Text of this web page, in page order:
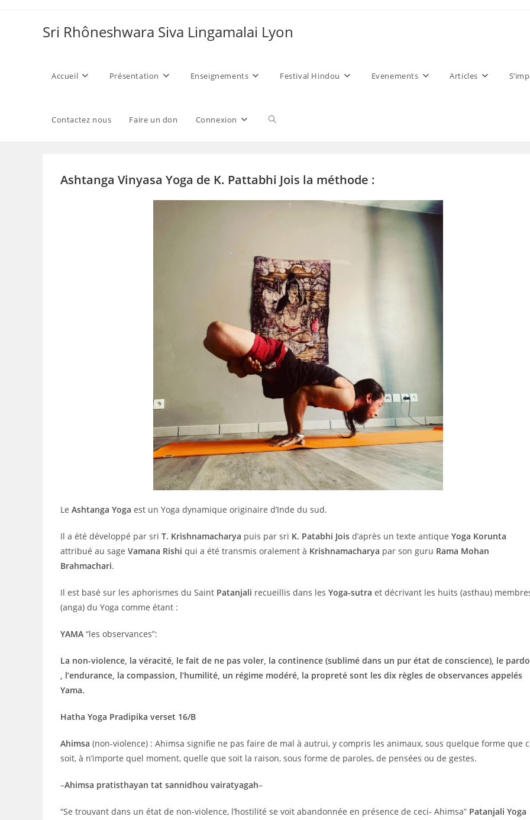
Sri Rhôneshwara Siva Lingamalai Lyon
Accueil Présentation Enseignements Festival Hindou Evenements Articles
Contactez nous Faire un don Connexion Toggle
search
Ashtanga Vinyasa Yoga de K. Pattabhi Jois la méthode :
Le Ashtanga Yoga est un Yoga dynamique originaire d’Inde du sud.
Il a été développé par sri T. Krishnamacharya puis par sri K. Patabhi Jois d’après un texte antique Yoga Korunta
attribué au sage Vamana Rishi qui a été transmis oralement à Krishnamacharya par son guru Rama Mohan
Brahmachari.
Il est basé sur les aphorismes du Saint Patanjali recueillis dans les Yoga-sutra et décrivant les huits (asthau)
(anga) du Yoga comme étant :
YAMA “les observances”:
La non-violence, la véracité, le fait de ne pas voler, la continence (sublimé dans un pur état de conscience), le
, l’endurance, la compassion, l’humilité, un régime modéré, la propreté sont les dix règles de observances appelés
Yama.
Hatha Yoga Pradipika verset 16/B
Ahimsa (non-violence) : Ahimsa signifie ne pas faire de mal à autrui, y compris les animaux, sous quelque forme que
soit, à n’importe quel moment, quelle que soit la raison, sous forme de paroles, de pensées ou de gestes.
–Ahimsa pratisthayan tat sannidhou vairatyagah–
“Se trouvant dans un état de non-violence, l’hostilité se voit abandonnée en présence de ceci- Ahimsa” Patanjali Yoga